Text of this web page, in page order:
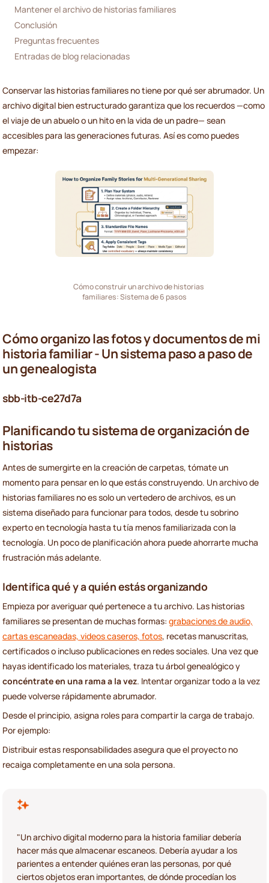
Mantener el archivo de historias familiares
Conclusión
Preguntas frecuentes
Entradas de blog relacionadas
Conservar las historias familiares no tiene por qué ser abrumador. Un
archivo digital bien estructurado garantiza que los recuerdos —como
el viaje de un abuelo o un hito en la vida de un padre— sean
accesibles para las generaciones futuras. Así es como puedes
empezar:
Cómo construir un archivo de historias
familiares: Sistema de 6 pasos
Cómo organizo las fotos y documentos de mi
historia familiar - Un sistema paso a paso de
un genealogista
sbb-itb-ce27d7a
Planificando tu sistema de organización de
historias
Antes de sumergirte en la creación de carpetas, tómate un
momento para pensar en lo que estás construyendo. Un archivo de
historias familiares no es solo un vertedero de archivos, es un
sistema diseñado para funcionar para todos, desde tu sobrino
experto en tecnología hasta tu tía menos familiarizada con la
tecnología. Un poco de planificación ahora puede ahorrarte mucha
frustración más adelante.
Identifica qué y a quién estás organizando
Empieza por averiguar qué pertenece a tu archivo. Las historias
familiares se presentan de muchas formas: grabaciones de audio,
cartas escaneadas, videos caseros, fotos, recetas manuscritas,
certificados o incluso publicaciones en redes sociales. Una vez que
hayas identificado los materiales, traza tu árbol genealógico y
concéntrate en una rama a la vez. Intentar organizar todo a la vez
puede volverse rápidamente abrumador.
Desde el principio, asigna roles para compartir la carga de trabajo.
Por ejemplo:
Distribuir estas responsabilidades asegura que el proyecto no
recaiga completamente en una sola persona.
"Un archivo digital moderno para la historia familiar debería
hacer más que almacenar escaneos. Debería ayudar a los
parientes a entender quiénes eran las personas, por qué
ciertos objetos eran importantes, de dónde procedían los